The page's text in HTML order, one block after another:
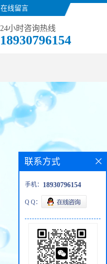
在线留言
24小时咨询热线
18930796154
联系方式
手机： 18930796154
Q Q：